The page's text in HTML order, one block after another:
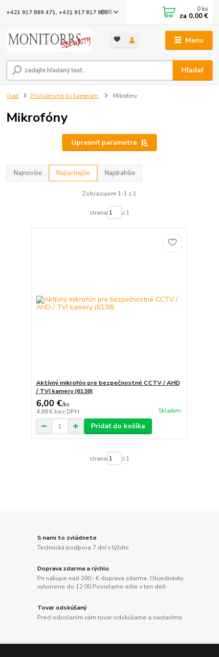
Menu
EUR
Hľadať
+421 917 869 471, +421 917 817 905 0 ks
za 0,00 €
Úvod Príslušenstvo ku kamerám Mikrofóny
Mikrofóny
Upresniť parametre
Najnovšie Najlacnejšie Najdrahšie
Zobrazujem 1-1 z 1
strana z 1
Aktívný mikrofón pre bezpečnostné CCTV / AHD
/ TVI kamery (6138)
6,00 €/ks
4,88 € bez DPH Skladom
Pridať do košíka
strana z 1
S nami to zvládnete
Technická podpora 7 dní v týždni
Doprava zdarma a rýchlo
Pri nákupe nad 200.- € doprava zdarma. Objednávky
vytvorene do 12:00 Posielame ešte v ten deň
Tovar odskúšaný
Pred odoslaním vám tovar odskúšame a nastavíme